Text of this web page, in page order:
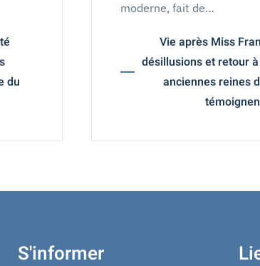
du
moderne, fait de…
Vie après Miss
désillusions et retour
anciennes reines
S'informer